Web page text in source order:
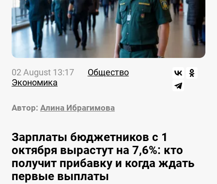
02 August 13:17
Общество
Экономика
Автор: Алина Ибрагимова
Зарплаты бюджетников с 1
октября вырастут на 7,6%: кто
получит прибавку и когда ждать
первые выплаты